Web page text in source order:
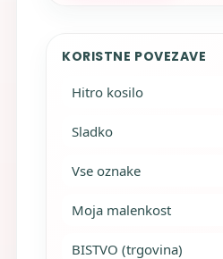
KORISTNE POVEZAVE
Hitro kosilo
Sladko
Vse oznake
Moja malenkost
BISTVO (trgovina)